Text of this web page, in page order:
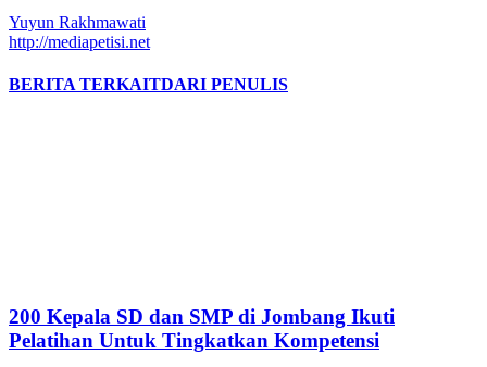
Yuyun Rakhmawati
http://mediapetisi.net
BERITA TERKAITDARI PENULIS
200 Kepala SD dan SMP di Jombang Ikuti
Pelatihan Untuk Tingkatkan Kompetensi